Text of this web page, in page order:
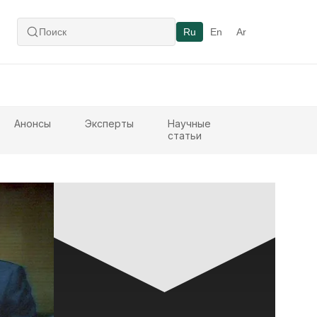
Ru En Ar
Анонсы Эксперты
Научные
статьи